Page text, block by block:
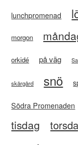
lunchpromenad
morgon
orkidé på väg
skärgård snö
Södra Promenaden
tisdag